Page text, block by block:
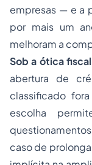
empresas — e a
por mais um
melhoram a
Sob a ótica fiscal
abertura de
classificado
escolha
caso de